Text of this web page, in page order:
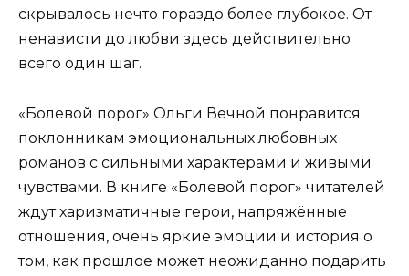
скрывалось нечто гораздо более глубокое. От
ненависти до любви здесь действительно
всего один шаг.
«Болевой порог» Ольги Вечной понравится
поклонникам эмоциональных любовных
романов с сильными характерами и живыми
чувствами. В книге «Болевой порог» читателей
ждут харизматичные герои, напряжённые
отношения, очень яркие эмоции и история о
том, как прошлое может неожиданно подарить